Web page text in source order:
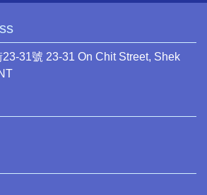
31號 23-31 On Chit Street, Shek